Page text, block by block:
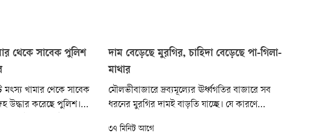
থেকে সাবেক পুলিশ
খামার থেকে সাবেক
উদ্ধার করেছে পুলিশ।
দাম বেড়েছে মুরগির, চাহিদা বেড়েছে পা-গিলা-
মাথার
মৌলভীবাজারে দ্রব্যমূল্যের ঊর্ধ্বগতির বাজারে সব
ধরনের মুরগির দামই বাড়তি যাচ্ছে। যে কারণে
৩৭ মিনিট আগে